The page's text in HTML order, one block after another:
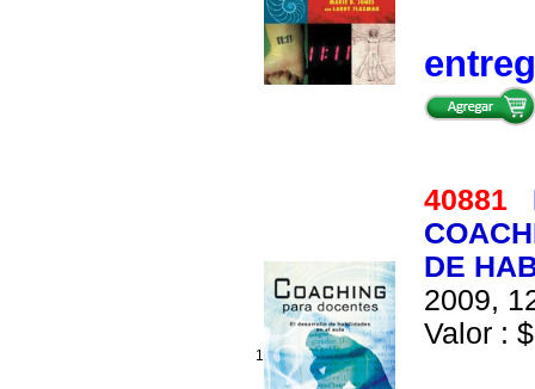
1
40881
DE
2009,
Valor :